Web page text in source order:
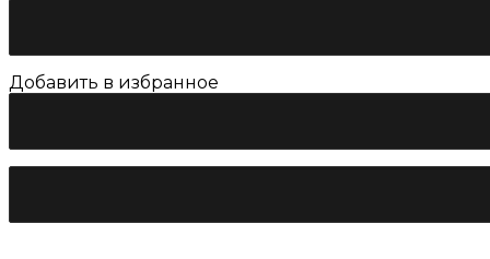
Добавить в избранное
Свадебное
платье
«Вельветин»